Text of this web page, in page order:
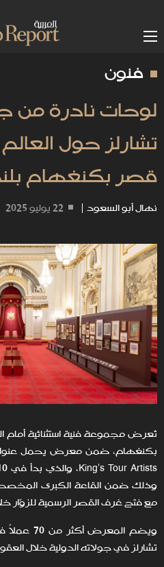
فنون
لوحات نادرة من
تشارلز حول
قصر بكنغهام
نهال أبو السعود | 22 يوليو 2025
تُعرض مجموعة فنية استثنائية
وذلك ضمن القاعة الكبرى
مع فتح غرف القصر الرسمية للزوّار
ويضم
تشارلز في جولاته الدولية خلال